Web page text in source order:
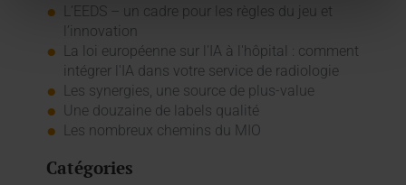
L’EEDS – un cadre pour les règles du jeu et
l’innovation
La loi européenne sur l'IA à l'hôpital : comment
intégrer l'IA dans votre service de radiologie
Les synergies, une source de plus-value
Une douzaine de labels qualité
Les nombreux chemins du MIO
Catégories